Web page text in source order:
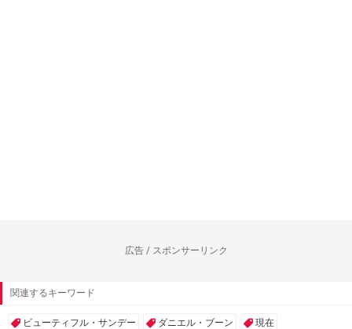
広告 / スポンサーリンク
関連するキーワード
ビューティフル・サンデー ダニエル・ブーン 現在